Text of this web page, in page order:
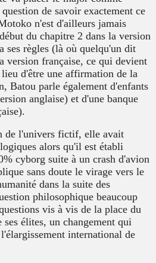
de savoir exactement ce
n'est d'ailleurs jamais
du chapitre 2 dans la version
ses règles (là où quelqu'un dit
version française, ce qui devient
d'être une affirmation de la
Batou parle également d'enfants
anglaise) et d'une banque
de l'univers fictif, elle avait
alors qu'il est établi
cyborg suite à un crash d'avion
sans doute le virage vers le
dans la suite des
philosophique beaucoup
vis à vis de la place du
élites, un changement qui
international de